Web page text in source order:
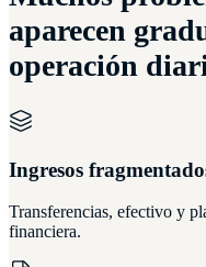
aparecen
operación
Ingresos
Transferencias, efectivo y
financiera.